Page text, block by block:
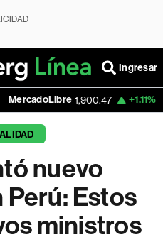
Ingresar
1,900.47 +1.11% Banco de
nuevo
Estos
ministros